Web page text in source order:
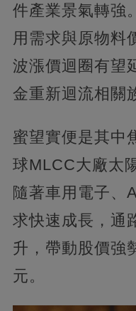
件產業景氣轉強
用需求與原物料
波漲價迴圈有望
金重新迴流相關
蜜望實便是其中
球MLCC大廠太
隨著車用電子、
求快速成長，通
升，帶動股價強
元。